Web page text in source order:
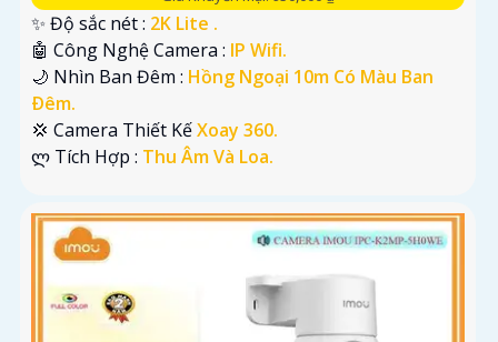
✨ Độ sắc nét : 2K Lite .
🤖️ Công Nghệ Camera : IP Wifi.
🌙 Nhìn Ban Đêm : Hồng Ngoại 10m Có Màu Ban
Ðêm.
💢 Camera Thiết KếXoay 360.
️ლ Tích Hợp : Thu Âm Và Loa.